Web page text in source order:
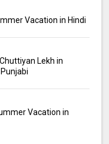
Vacation in Hindi
Lekh in
Vacation in